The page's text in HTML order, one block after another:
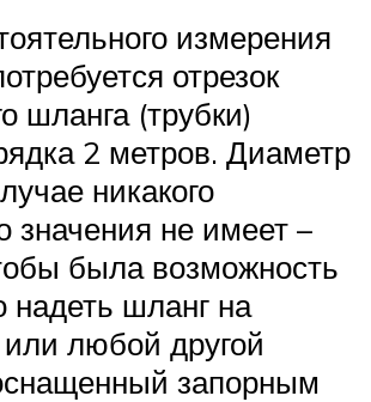
измерения
отрезок
шланга (трубки)
2 метров. Диаметр
никакого
не имеет –
была возможность
надеть шланг на
любой другой
запорным